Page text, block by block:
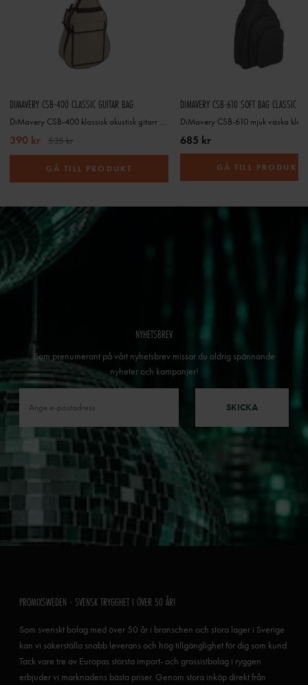
DIMAVERY CSB-400 CLASSIC GUITAR BAG
DiMavery CSB-400 klassisk akustisk gitarr väska
390 kr 535 kr
GÅ TILL PRODUKT
DIMAVERY CSB-610 SOFT BAG CLASSIC
685 kr
GÅ TILL PRODUKT
NYHETSBREV
Som prenumerant på vårt nyhetsbrev missar du aldrig spännande
nyheter och kampanjer!
SKICKA
PROMIXSWEDEN - SVENSK TRYGGHET I ÖVER 50 ÅR!
Som svenskt bolag med över 50 år i branschen och stora lager i Sverige
kan vi säkerställa snabb leverans och hög tillgänglighet för dig som kund.
Tack vare tre av Europas största import- och grossistbolag i ryggen
erbjuder vi marknadens bästa priser. Genom stora inköp direkt från